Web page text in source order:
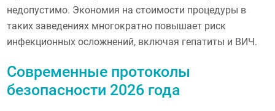
недопустимо. Экономия на стоимости процедуры в
таких заведениях многократно повышает риск
инфекционных осложнений, включая гепатиты и ВИЧ.
Современные протоколы
безопасности 2026 года